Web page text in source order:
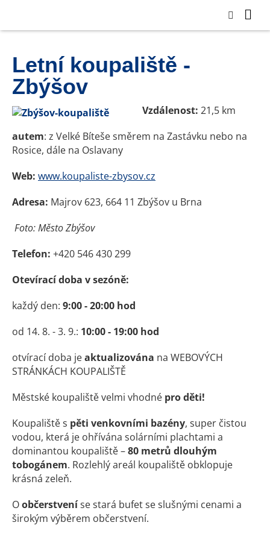
Letní koupaliště -
Zbýšov
Vzdálenost: 21,5 km
autem: z Velké Bíteše směrem na Zastávku nebo na
Rosice, dále na Oslavany
Web: www.koupaliste-zbysov.cz
Adresa: Majrov 623, 664 11 Zbýšov u Brna
Foto: Město Zbýšov
Telefon: +420 546 430 299
Otevírací doba v sezóně:
každý den: 9:00 - 20:00 hod
od 14. 8. - 3. 9.: 10:00 - 19:00 hod
otvírací doba jeaktualizována na WEBOVÝCH
STRÁNKÁCH KOUPALIŠTĚ
Městské koupaliště velmi vhodné pro děti!
Koupaliště s pěti venkovními bazény, super čistou
vodou, která je ohřívána solárními plachtami a
dominantou koupaliště –80 metrů dlouhým
tobogánem. Rozlehlý areál koupaliště obklopuje
krásná zeleň.
Oobčerstveníse stará bufet se slušnými cenami a
širokým výběrem občerstvení.